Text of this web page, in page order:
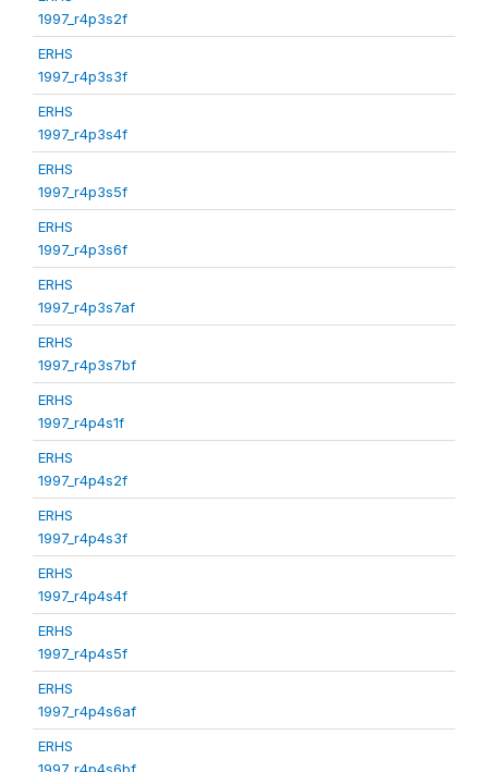
1997_r4p3s2f
ERHS
1997_r4p3s3f
ERHS
1997_r4p3s4f
ERHS
1997_r4p3s5f
ERHS
1997_r4p3s6f
ERHS
1997_r4p3s7af
ERHS
1997_r4p3s7bf
ERHS
1997_r4p4s1f
ERHS
1997_r4p4s2f
ERHS
1997_r4p4s3f
ERHS
1997_r4p4s4f
ERHS
1997_r4p4s5f
ERHS
1997_r4p4s6af
ERHS
1997_r4p4s6bf